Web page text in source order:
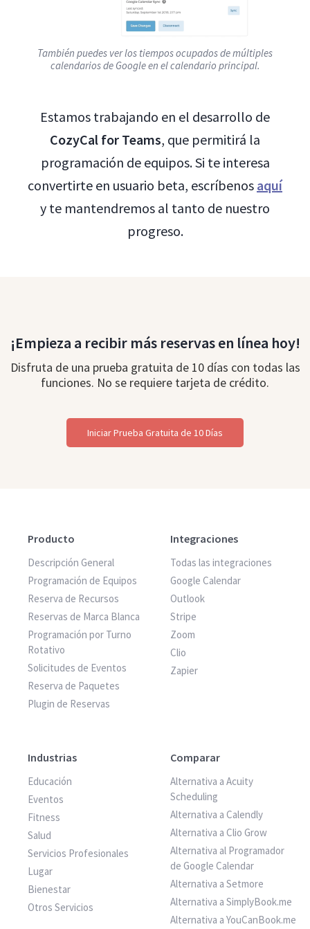
También puedes ver los tiempos ocupados de múltiples
calendarios de Google en el calendario principal.
Estamos trabajando en el desarrollo de
CozyCal for Teams, que permitirá la
programación de equipos. Si te interesa
convertirte en usuario beta, escríbenos aquí
y te mantendremos al tanto de nuestro
progreso.
¡Empieza a recibir más reservas en línea hoy!
Disfruta de una prueba gratuita de 10 días con todas las
funciones. No se requiere tarjeta de crédito.
Iniciar Prueba Gratuita de 10 Días
Producto
Descripción General
Programación de Equipos
Reserva de Recursos
Reservas de Marca Blanca
Programación por Turno
Rotativo
Solicitudes de Eventos
Reserva de Paquetes
Plugin de Reservas
Integraciones
Todas las integraciones
Google Calendar
Outlook
Stripe
Zoom
Clio
Zapier
Industrias
Educación
Eventos
Fitness
Salud
Servicios Profesionales
Lugar
Bienestar
Otros Servicios
Comparar
Alternativa a Acuity
Scheduling
Alternativa a Calendly
Alternativa a Clio Grow
Alternativa al Programador
de Google Calendar
Alternativa a Setmore
Alternativa a SimplyBook.me
Alternativa a YouCanBook.me